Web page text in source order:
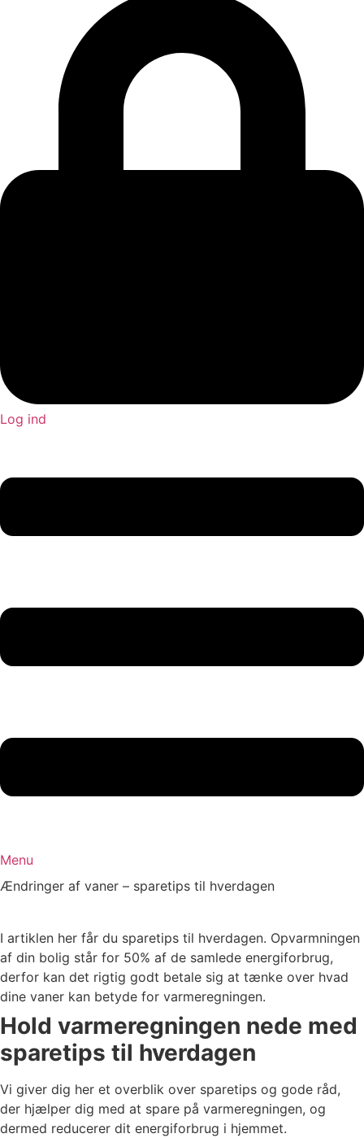
Log ind
Menu
Ændringer af vaner – sparetips til hverdagen
I artiklen her får du sparetips til hverdagen. Opvarmningen
af din bolig står for 50% af de samlede energiforbrug,
derfor kan det rigtig godt betale sig at tænke over hvad
dine vaner kan betyde for varmeregningen.
Hold varmeregningen nede med
sparetips til hverdagen
Vi giver dig her et overblik over sparetips og gode råd,
der hjælper dig med at spare på varmeregningen, og
dermed reducerer dit energiforbrug i hjemmet.